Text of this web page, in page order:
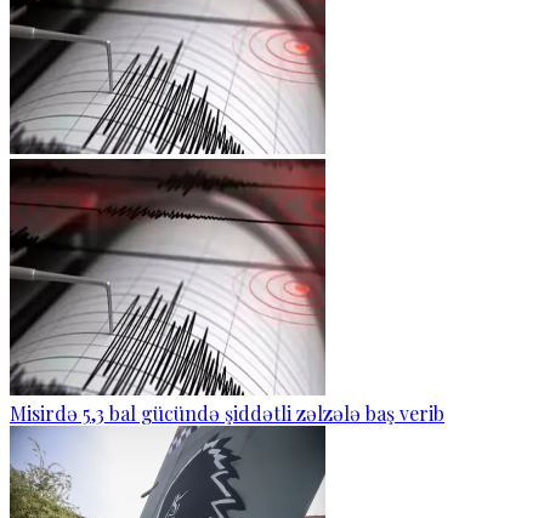
Misirdə 5,3 bal gücündə şiddətli zəlzələ baş verib